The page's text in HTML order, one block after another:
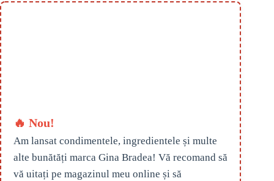
🔥 Nou!
Am lansat condimentele, ingredientele și multe
alte bunătăți marca Gina Bradea! Vă recomand să
vă uitați pe magazinul meu online și să